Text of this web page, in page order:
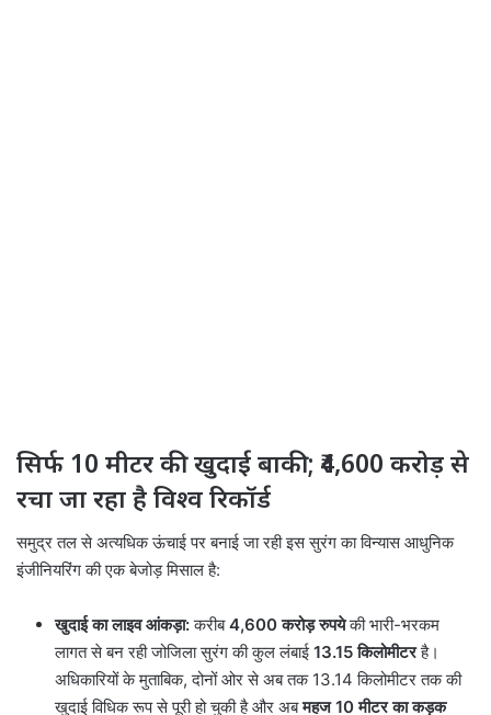
सिर्फ 10 मीटर की खुदाई बाकी; ₹4,600 करोड़ से
रचा जा रहा है विश्व रिकॉर्ड
समुद्र तल से अत्यधिक ऊंचाई पर बनाई जा रही इस सुरंग का विन्यास आधुनिक
इंजीनियरिंग की एक बेजोड़ मिसाल है:
खुदाई का लाइव आंकड़ा:करीब4,600 करोड़ रुपयेकी भारी-भरकम
लागत से बन रही जोजिला सुरंग की कुल लंबाई 13.15 किलोमीटरहै।
अधिकारियों के मुताबिक, दोनों ओर से अब तक 13.14 किलोमीटर तक की
खुदाई विधिक रूप से पूरी हो चुकी है और अबमहज 10 मीटर का कड़क